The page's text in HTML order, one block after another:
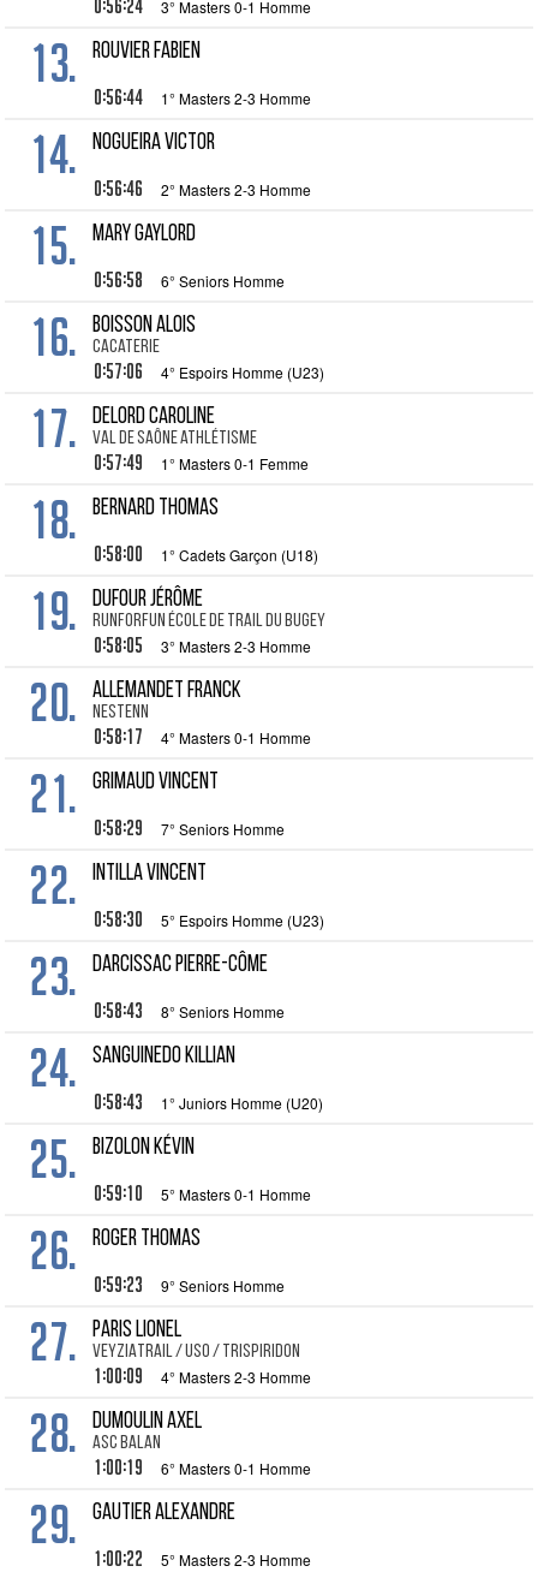
0:56:24 3° Masters 0-1 Homme
13. ROUVIER Fabien
0:56:44 1° Masters 2-3 Homme
14. NOGUEIRA Victor
0:56:46 2° Masters 2-3 Homme
15. MARY Gaylord
0:56:58 6° Seniors Homme
16. BOISSON Alois
cacaterie
0:57:06 4° Espoirs Homme (U23)
17. DELORD Caroline
Val de Saône athlétisme
0:57:49 1° Masters 0-1 Femme
18. BERNARD Thomas
0:58:00 1° Cadets Garçon (U18)
19. DUFOUR Jérôme
RunForFun école de trail du Bugey
0:58:05 3° Masters 2-3 Homme
20. ALLEMANDET Franck
NESTENN
0:58:17 4° Masters 0-1 Homme
21. GRIMAUD Vincent
0:58:29 7° Seniors Homme
22. INTILLA Vincent
0:58:30 5° Espoirs Homme (U23)
23. DARCISSAC Pierre-Côme
0:58:43 8° Seniors Homme
24. SANGUINEDO Killian
0:58:43 1° Juniors Homme (U20)
25. BIZOLON Kévin
0:59:10 5° Masters 0-1 Homme
26. ROGER Thomas
0:59:23 9° Seniors Homme
27. PARIS Lionel
VEYZIATRAIL / USO / TRISPIRIDON
1:00:09 4° Masters 2-3 Homme
28. DUMOULIN Axel
ASC Balan
1:00:19 6° Masters 0-1 Homme
29. GAUTIER Alexandre
1:00:22 5° Masters 2-3 Homme